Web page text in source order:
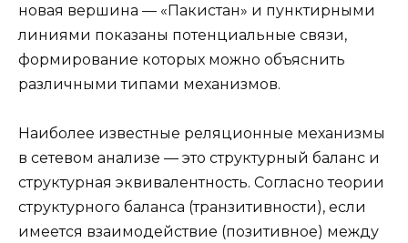
новая вершина — «Пакистан» и пунктирными
линиями показаны потенциальные связи,
формирование которых можно объяснить
различными типами механизмов.
Наиболее известные реляционные механизмы
в сетевом анализе — это структурный баланс и
структурная эквивалентность. Согласно теории
структурного баланса (транзитивности), если
имеется взаимодействие (позитивное) между